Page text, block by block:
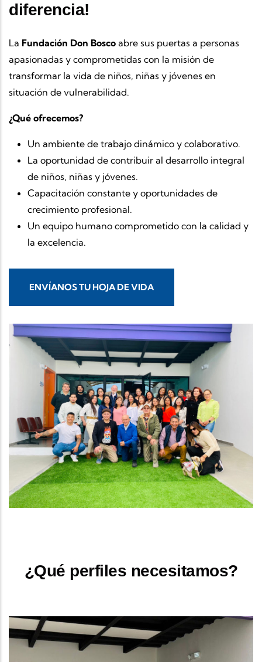
diferencia!
La Fundación Don Bosco abre sus puertas a personas
apasionadas y comprometidas con la misión de
transformar la vida de niños, niñas y jóvenes en
situación de vulnerabilidad.
¿Qué ofrecemos?
Un ambiente de trabajo dinámico y colaborativo.
La oportunidad de contribuir al desarrollo integral
de niños, niñas y jóvenes.
Capacitación constante y oportunidades de
crecimiento profesional.
Un equipo humano comprometido con la calidad y
la excelencia.
ENVÍANOS TU HOJA DE VIDA
¿Qué perfiles necesitamos?